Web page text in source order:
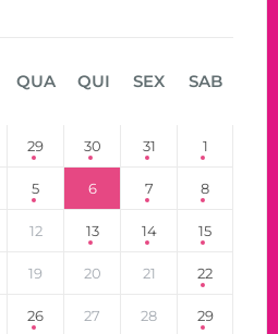
QUA QUI SEX SAB
29 30 31 1
5 6 7 8
12 13 14 15
19 20 21 22
26 27 28 29